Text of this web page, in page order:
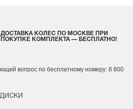
ДОСТАВКА КОЛЕС ПО МОСКВЕ ПРИ
ПОКУПКЕ КОМПЛЕКТА — БЕСПЛАТНО!
вопрос по бесплатному номеру: 8 800